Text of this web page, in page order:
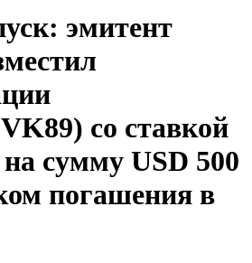
эмитент
со ставкой
сумму USD 500
погашения в